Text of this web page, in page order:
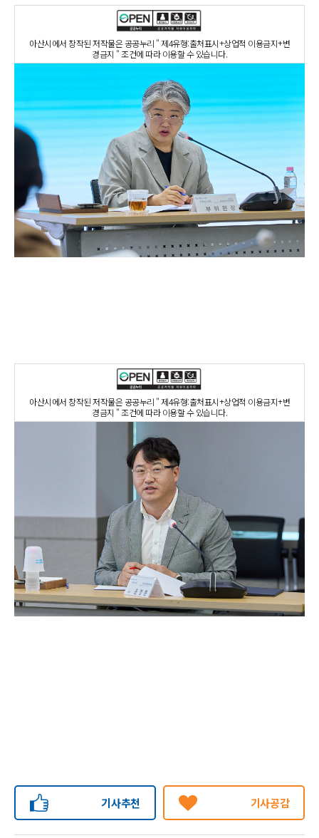
아산시에서 창작된 저작물은 공공누리 " 제4유형:출처표시+상업적 이용금지+변
경금지 " 조건에 따라 이용할 수 있습니다.
아산시에서 창작된 저작물은 공공누리 " 제4유형:출처표시+상업적 이용금지+변
경금지 " 조건에 따라 이용할 수 있습니다.
기사추천 기사공감